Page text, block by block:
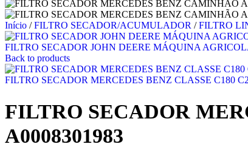
Início / FILTRO SECADOR/ACUMULADOR / FILTRO
FILTRO SECADOR JOHN DEERE MÁQUINA
Back to products
FILTRO SECADOR MERCEDES BENZ CLASSE C180
FILTRO SECADOR
A0008301983